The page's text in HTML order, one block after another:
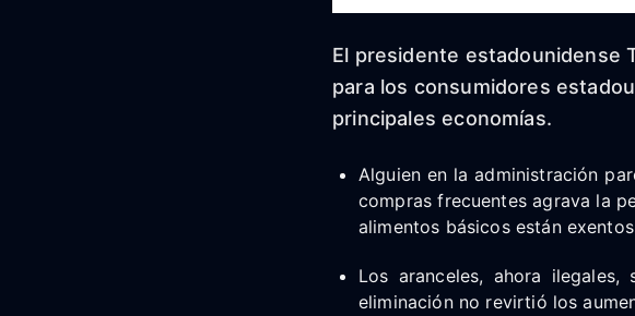
El presidente estadounidense
para los consumidores
principales economías.
Alguien en la administración
compras frecuentes agrava la
alimentos básicos están
Los aranceles, ahora
eliminación no revirtió los